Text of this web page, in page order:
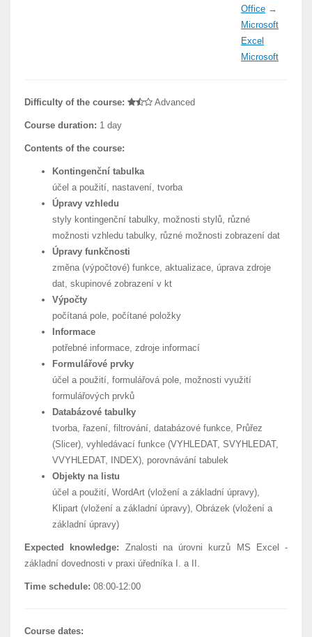
Office →
Microsoft
Excel
Microsoft
Difficulty of the course: Advanced
Course duration: 1 day
Contents of the course:
Kontingenční tabulka
účel a použití, nastavení, tvorba
Úpravy vzhledu
styly kontingenční tabulky, možnosti stylů, různé
možnosti vzhledu tabulky, různé možnosti zobrazení dat
Úpravy funkčnosti
změna (výpočtové) funkce, aktualizace, úprava zdroje
dat, skupinové zobrazení v kt
Výpočty
počítaná pole, počítané položky
Informace
potřebné informace, zdroje informací
Formulářové prvky
účel a použití, formulářová pole, možnosti využití
formulářových prvků
Databázové tabulky
tvorba, řazení, filtrování, databázové funkce, Průřez
(Slicer), vyhledávací funkce (VYHLEDAT, SVYHLEDAT,
VVYHLEDAT, INDEX), porovnávání tabulek
Objekty na listu
účel a použití, WordArt (vložení a základní úpravy),
Klipart (vložení a základní úpravy), Obrázek (vložení a
základní úpravy)
Expected knowledge: Znalosti na úrovni kurzů MS Excel -
základní dovednosti v praxi úředníka I. a II.
Time schedule: 08:00-12:00
Course dates: